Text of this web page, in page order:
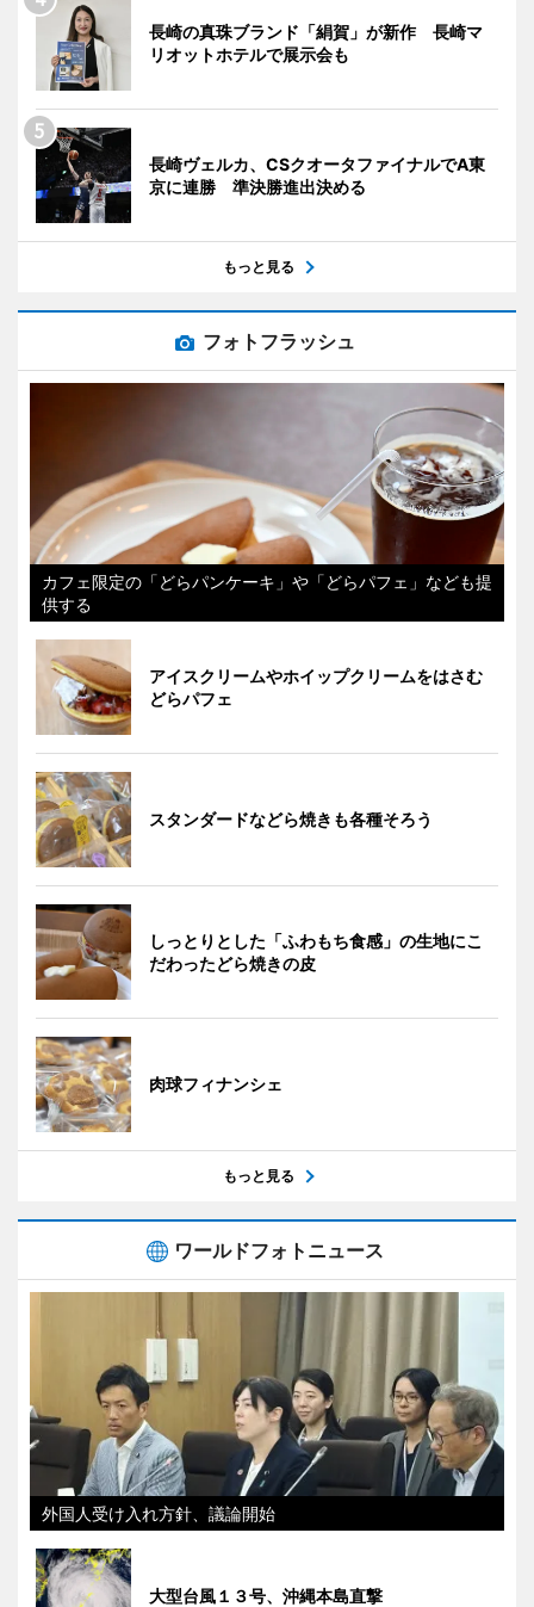
長崎の真珠ブランド「絹賀」が新作 長崎マ
リオットホテルで展示会も
長崎ヴェルカ、CSクオータファイナルでA東
京に連勝 準決勝進出決める
もっと見る
フォトフラッシュ
カフェ限定の「どらパンケーキ」や「どらパフェ」なども提
供する
アイスクリームやホイップクリームをはさむ
どらパフェ
スタンダードなどら焼きも各種そろう
しっとりとした「ふわもち食感」の生地にこ
だわったどら焼きの皮
肉球フィナンシェ
もっと見る
ワールドフォトニュース
外国人受け入れ方針、議論開始
大型台風１３号、沖縄本島直撃